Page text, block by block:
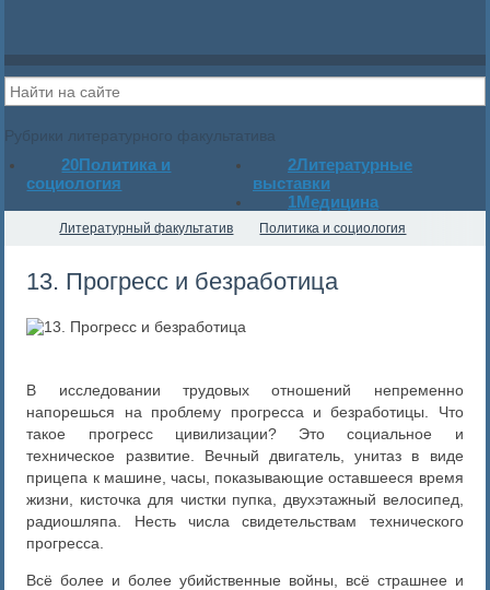
Рубрики литературного факультатива
20Политика и
социология
2Литературные
выставки
1Медицина
Литературный факультатив Политика и социология
13. Прогресс и безработица
В исследовании трудовых отношений непременно
напорешься на проблему прогресса и безработицы. Что
такое прогресс цивилизации? Это социальное и
техническое развитие. Вечный двигатель, унитаз в виде
прицепа к машине, часы, показывающие оставшееся время
жизни, кисточка для чистки пупка, двухэтажный велосипед,
радиошляпа. Несть числа свидетельствам технического
прогресса.
Всё более и более убийственные войны, всё страшнее и